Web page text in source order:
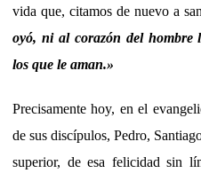
vida que, citamos de nuevo a
oyó, ni al corazón del hombre
los que le aman.»
Precisamente hoy, en el
de sus discípulos, Pedro,
superior, de esa felicidad sin